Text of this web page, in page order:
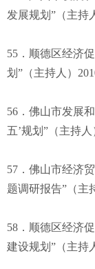
发展规划”（主持
55．顺德区经济
划”（主持人）
56．佛山市发展
五’规划”（主持人
57．佛山市经济
题调研报告”（主
58．顺德区经济
建设规划”（主持